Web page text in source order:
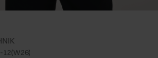
12(W26)